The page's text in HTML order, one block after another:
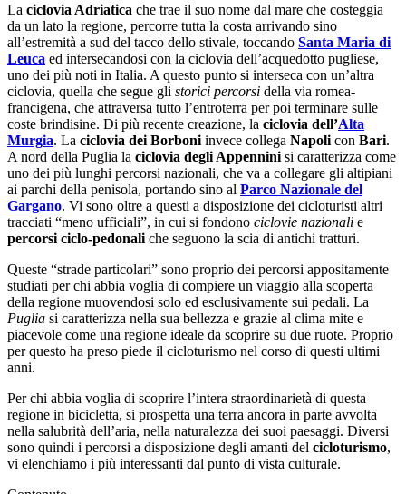
La ciclovia Adriatica che trae il suo nome dal mare che costeggia
da un lato la regione, percorre tutta la costa arrivando sino
all’estremità a sud del tacco dello stivale, toccando Santa Maria di
Leuca ed intersecandosi con la ciclovia dell’acquedotto pugliese,
uno dei più noti in Italia. A questo punto si interseca con un’altra
ciclovia, quella che segue gli storici percorsi della via romea-
francigena, che attraversa tutto l’entroterra per poi terminare sulle
coste brindisine. Di più recente creazione, la ciclovia dell’Alta
Murgia. La ciclovia dei Borboni invece collega Napoli con Bari.
A nord della Puglia la ciclovia degli Appennini si caratterizza come
uno dei più lunghi percorsi nazionali, che va a collegare gli altipiani
ai parchi della penisola, portando sino al Parco Nazionale del
Gargano. Vi sono oltre a questi a disposizione dei cicloturisti altri
tracciati “meno ufficiali”, in cui si fondono ciclovie nazionali e
percorsi ciclo-pedonali che seguono la scia di antichi tratturi.
Queste “strade particolari” sono proprio dei percorsi appositamente
studiati per chi abbia voglia di compiere un viaggio alla scoperta
della regione muovendosi solo ed esclusivamente sui pedali. La
Puglia si caratterizza nella sua bellezza e grazie al clima mite e
piacevole come una regione ideale da scoprire su due ruote. Proprio
per questo ha preso piede il cicloturismo nel corso di questi ultimi
anni.
Per chi abbia voglia di scoprire l’intera straordinarietà di questa
regione in bicicletta, si prospetta una terra ancora in parte avvolta
nella salubrità dell’aria, nella naturalezza dei suoi paesaggi. Diversi
sono quindi i percorsi a disposizione degli amanti del cicloturismo,
vi elenchiamo i più interessanti dal punto di vista culturale.